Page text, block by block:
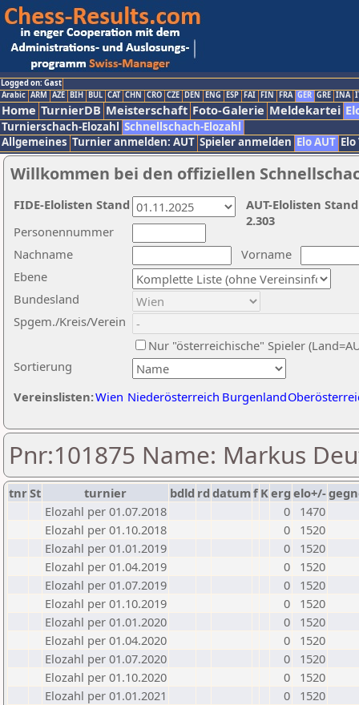
Logged on: Gast
Arabic ARM AZE BIH BUL CAT CHN CRO CZE DEN ENG ESP FAI FIN FRA GER GRE INA
Home TurnierDB Meisterschaft Foto-Galerie Meldekartei
Turnierschach-Elozahl Schnellschach-Elozahl
Allgemeines Turnier anmelden: AUT Spieler anmelden Elo AUT
Willkommen bei den offiziellen
Nachname
Vorname
Ebene
Sortierung
Personennummer
Bundesland
Spgem./Kreis/Verein
Nur "österreichische" Spieler
Vereinslisten:Wien Niederösterreich Burgenland
AUT-Elolisten
2.303
FIDE-Elolisten Stand
Pnr:101875 Name: Markus
tnrSt turnier bdld rd datumf Kerg elo+/-
Elozahl per 01.07.2018
0
1470
Elozahl per 01.10.2018
0
1520
Elozahl per 01.01.2019
0
1520
Elozahl per 01.04.2019
0
1520
Elozahl per 01.07.2019
0
1520
Elozahl per 01.10.2019
0
1520
Elozahl per 01.01.2020
0
1520
Elozahl per 01.04.2020
0
1520
Elozahl per 01.07.2020
0
1520
Elozahl per 01.10.2020
0
1520
Elozahl per 01.01.2021
0
1520